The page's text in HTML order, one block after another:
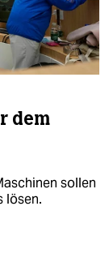
dem
sollen
lösen.